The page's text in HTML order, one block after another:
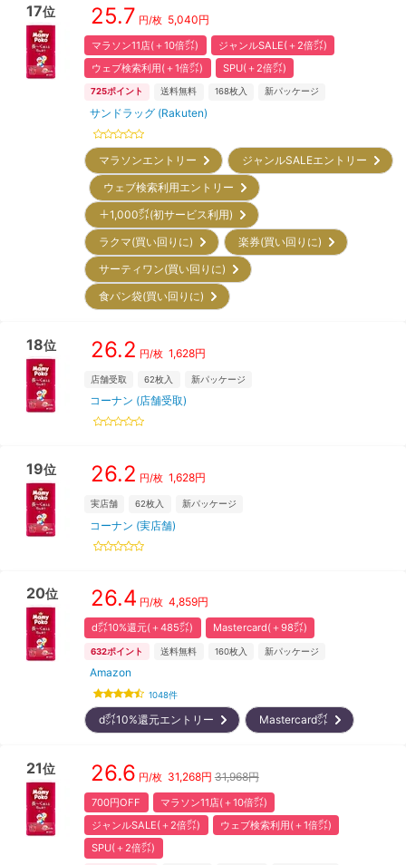
17位 25.7 円/枚 5,040円
マラソン11店(＋10倍㌽)
ジャンルSALE(＋2倍㌽)
ウェブ検索利用(＋1倍㌽)
SPU(＋2倍㌽)
725ポイント 送料無料 168枚入 新パッケージ
サンドラッグ (Rakuten)
マラソンエントリー
ジャンルSALEエントリー
ウェブ検索利用エントリー
＋1,000㌽(初サービス利用)
ラクマ(買い回りに)
楽券(買い回りに)
サーティワン(買い回りに)
食パン袋(買い回りに)
18位 26.2 円/枚 1,628円
店舗受取 62枚入 新パッケージ
コーナン (店舗受取)
19位 26.2 円/枚 1,628円
実店舗 62枚入 新パッケージ
コーナン (実店舗)
20位 26.4 円/枚 4,859円
d㌽10%還元(＋485㌽) Mastercard(＋98㌽)
632ポイント 送料無料 160枚入 新パッケージ
Amazon
1048件
d㌽10%還元エントリー Mastercard㌽
21位 26.6 円/枚 31,268円 31,968円
700円OFF
マラソン11店(＋10倍㌽)
ジャンルSALE(＋2倍㌽)
ウェブ検索利用(＋1倍㌽)
SPU(＋2倍㌽)